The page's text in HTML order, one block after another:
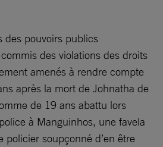
des pouvoirs publics
des violations des droits
amenés à rendre compte
après la mort de Johnatha de
de 19 ans abattu lors
à Manguinhos, une favela
policier soupçonné d’en être